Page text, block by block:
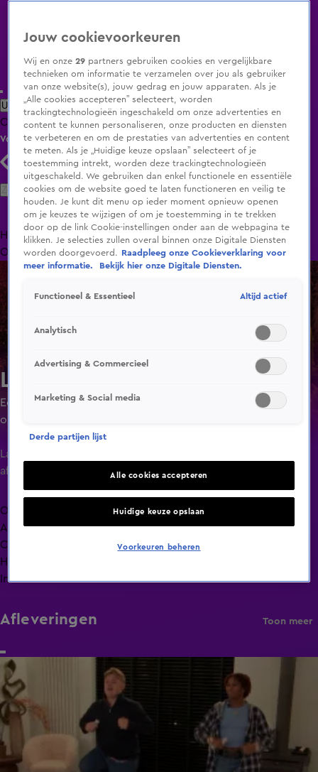
Uitzending Gemist Populaire programma's Zenders Genres
ClipsFilmsRadioSmart TV inlogShop
Volg KIJK
Zoeken
HomeUitzending Gemist Programma's De Bondgenoten
OranjezomerLivestreamsShop
Lang Leve de Liefde
Een liefdesexperiment waarin singles ruim de tijd krijgen
om elkaar goed te leren kennen door minimaal 24 uur of
maximaal 4 dagen met elkaar door te brengen.
Laatste
aflevering
Overzicht
Afleveringen
Clips
Hoe is het nu met?
Info
Afleveringen Toon meer
21:50
Jouw cookievoorkeuren
Wij en onze29 partners gebruiken cookies en vergelijkbare
technieken om informatie te verzamelen over jou als gebruiker
van onze website(s), jouw gedrag en jouw apparaten. Als je
„Alle cookies accepteren” selecteert, worden
trackingtechnologieën ingeschakeld om onze advertenties en
content te kunnen personaliseren, onze producten en diensten
te verbeteren en om de prestaties van advertenties en content
te meten. Als je „Huidige keuze opslaan” selecteert of je
toestemming intrekt, worden deze trackingtechnologieën
uitgeschakeld. We gebruiken dan enkel functionele en essentiële
cookies om de website goed te laten functioneren en veilig te
houden. Je kunt dit menu op ieder moment opnieuw openen
om je keuzes te wijzigen of om je toestemming in te trekken
door op de link Cookie-instellingen onder aan de webpagina te
klikken. Je selecties zullen overal binnen onze Digitale Diensten
worden doorgevoerd.
Raadpleeg onze Cookieverklaring voor
meer informatie.
Bekijk hier onze Digitale Diensten.
Functioneel & Essentieel Altijd actief
Analytisch
Advertising & Commercieel
Marketing & Social media
Derde partijen lijst
Alle cookies accepteren
Huidige keuze opslaan
Voorkeuren beheren